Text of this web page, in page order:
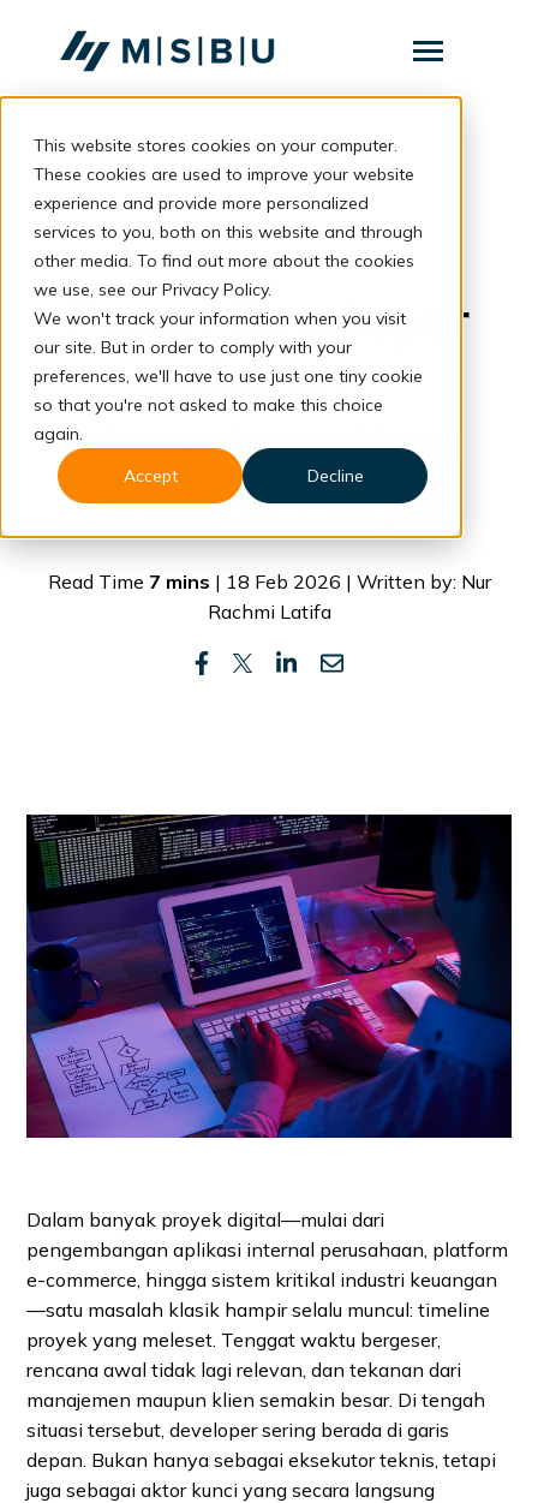
This website stores cookies on your computer.
These cookies are used to improve your website
experience and provide more personalized
services to you, both on this website and through
other media. To find out more about the cookies
we use, see our Privacy Policy.
We won't track your information when you visit
our site. But in order to comply with your
preferences, we'll have to use just one tiny cookie
so that you're not asked to make this choice
again.
Accept
Decline
Toggle
Layanan Toggle
children
for
Layanan
Komunitas
Tentang
Resources Toggle
children
for
Resources
Konsultasi
back to blog
Business
Peran Developer
dalam
Menyelamatkan
Timeline Proyek
Read Time 7 mins | 18 Feb 2026 | Written by: Nur
Rachmi Latifa
Dalam banyak proyek digital—mulai dari
pengembangan aplikasi internal perusahaan, platform
e-commerce, hingga sistem kritikal industri keuangan
—satu masalah klasik hampir selalu muncul: timeline
proyek yang meleset. Tenggat waktu bergeser,
rencana awal tidak lagi relevan, dan tekanan dari
manajemen maupun klien semakin besar. Di tengah
situasi tersebut, developer sering berada di garis
depan. Bukan hanya sebagai eksekutor teknis, tetapi
juga sebagai aktor kunci yang secara langsung